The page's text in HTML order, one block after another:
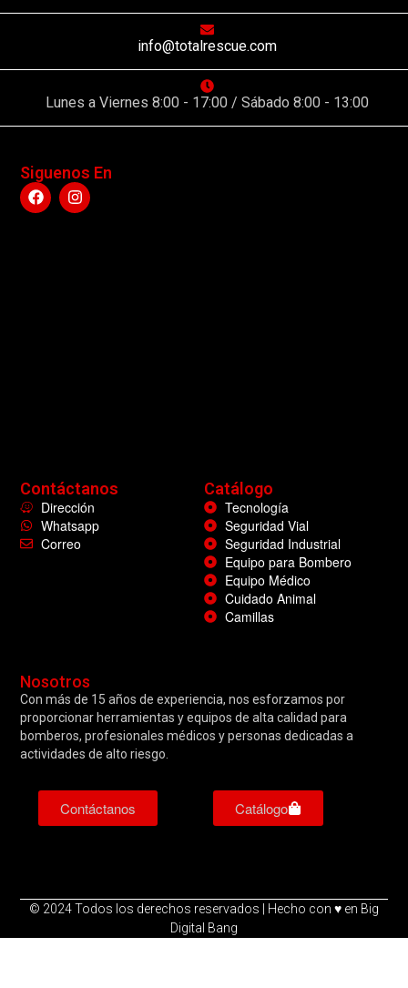
info@totalrescue.com
Lunes a Viernes 8:00 - 17:00 / Sábado 8:00 - 13:00
Nosotros
Con más de 15 años de experiencia, nos esforzamos por
proporcionar herramientas y equipos de alta calidad para
bomberos, profesionales médicos y personas dedicadas a
actividades de alto riesgo.
Contáctanos Catálogo
Catálogo
Tecnología
Seguridad Vial
Seguridad Industrial
Equipo para Bombero
Equipo Médico
Cuidado Animal
Camillas
Contáctanos
Dirección
Whatsapp
Correo
Siguenos En
©️ 2024 Todos los derechos reservados | Hecho con ♥️ en Big
Digital Bang